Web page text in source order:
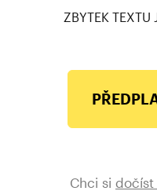
ZBYTEK TEXTU
Chci si dočíst